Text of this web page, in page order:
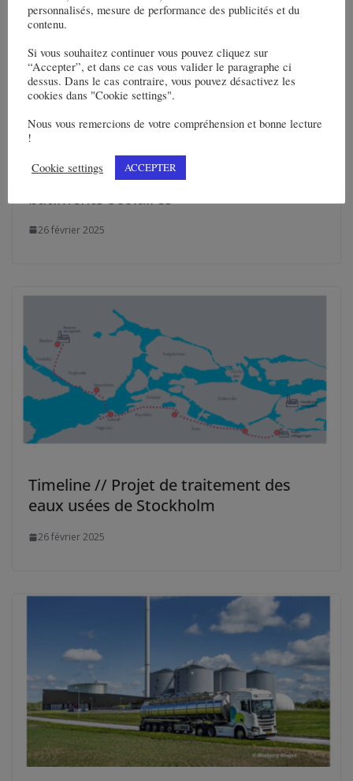
La Région Nouvelle-Aquitaine mise sur
la géothermie pour tempérer ses
bâtiments scolaires
26 février 2025
Timeline // Projet de traitement des
eaux usées de Stockholm
26 février 2025
personnalisés, mesure de performance des publicités et du
contenu.
Si vous souhaitez continuer vous pouvez cliquez sur
“Accepter”, et dans ce cas vous valider le paragraphe ci
dessus. Dans le cas contraire, vous pouvez désactivez les
cookies dans "Cookie settings".
Nous vous remercions de votre compréhension et bonne lecture
!
Cookie settings
ACCEPTER